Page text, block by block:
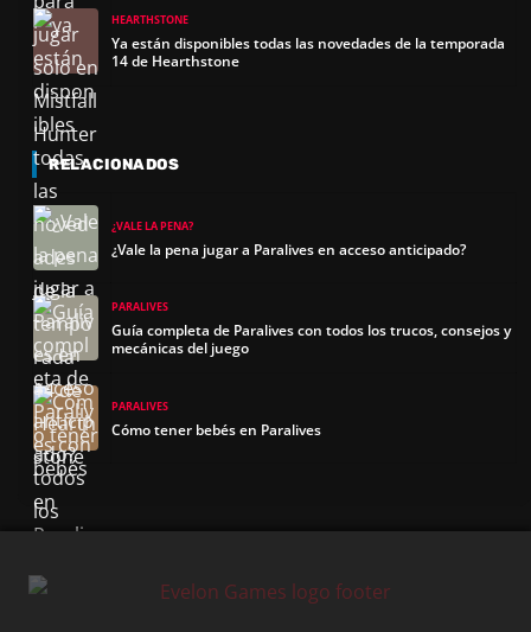
HEARTHSTONE
Ya están disponibles todas las novedades de la temporada
14 de Hearthstone
RELACIONADOS
¿VALE LA PENA?
¿Vale la pena jugar a Paralives en acceso anticipado?
PARALIVES
Guía completa de Paralives con todos los trucos, consejos y
mecánicas del juego
PARALIVES
Cómo tener bebés en Paralives